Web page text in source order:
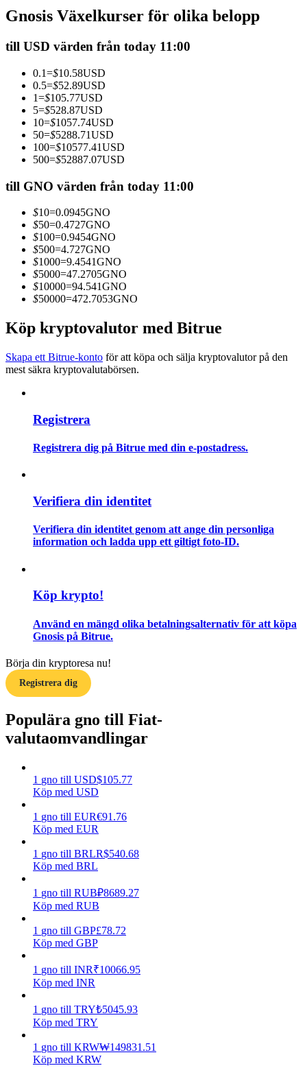
Gå med de bästa handlarna
Bli en Copy Trader
Njut av vinstdelning och kopieringshandelsprovisioner
Information
Futures startguide
Lär dig hur du håller dig lönsam
Power Piggy
Tjäna konkurrenskraftiga belöningar dagligen
Gnosis Växelkurser för olika belopp
till USD värden från today 11:00
0.1=$10.58USD
0.5=$52.89USD
1=$105.77USD
5=$528.87USD
10=$1057.74USD
50=$5288.71USD
100=$10577.41USD
500=$52887.07USD
till GNO värden från today 11:00
$10=0.0945GNO
$50=0.4727GNO
$100=0.9454GNO
$500=4.727GNO
$1000=9.4541GNO
$5000=47.2705GNO
$10000=94.541GNO
$50000=472.7053GNO
Köp kryptovalutor med Bitrue
Skapa ett Bitrue-konto för att köpa och sälja kryptovalutor på den
mest säkra kryptovalutabörsen.
Registrera
Registrera dig på Bitrue med din e-postadress.
Verifiera din identitet
Verifiera din identitet genom att ange din personliga
information och ladda upp ett giltigt foto-ID.
Köp krypto!
Använd en mängd olika betalningsalternativ för att köpa
Gnosis på Bitrue.
Börja din kryptoresa nu!
Registrera dig
Populära gno till Fiat-
valutaomvandlingar
1 gno till USD$105.77
Köp med USD
1 gno till EUR€91.76
Köp med EUR
1 gno till BRLR$540.68
Köp med BRL
1 gno till RUB₽8689.27
Köp med RUB
1 gno till GBP£78.72
Köp med GBP
1 gno till INR₹10066.95
Köp med INR
1 gno till TRY₺5045.93
Köp med TRY
1 gno till KRW₩149831.51
Köp med KRW